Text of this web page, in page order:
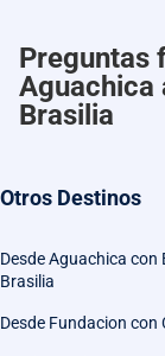
Preguntas
Aguachica
Brasilia
Otros Destinos
Desde Aguachica con
Brasilia
Desde Fundacion con